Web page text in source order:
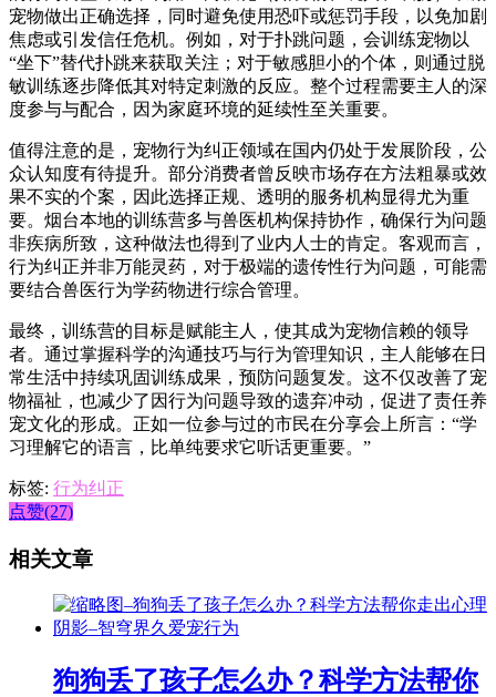
宠物做出正确选择，同时避免使用恐吓或惩罚手段，以免加剧
焦虑或引发信任危机。例如，对于扑跳问题，会训练宠物以
“坐下”替代扑跳来获取关注；对于敏感胆小的个体，则通过脱
敏训练逐步降低其对特定刺激的反应。整个过程需要主人的深
度参与与配合，因为家庭环境的延续性至关重要。
值得注意的是，宠物行为纠正领域在国内仍处于发展阶段，公
众认知度有待提升。部分消费者曾反映市场存在方法粗暴或效
果不实的个案，因此选择正规、透明的服务机构显得尤为重
要。烟台本地的训练营多与兽医机构保持协作，确保行为问题
非疾病所致，这种做法也得到了业内人士的肯定。客观而言，
行为纠正并非万能灵药，对于极端的遗传性行为问题，可能需
要结合兽医行为学药物进行综合管理。
最终，训练营的目标是赋能主人，使其成为宠物信赖的领导
者。通过掌握科学的沟通技巧与行为管理知识，主人能够在日
常生活中持续巩固训练成果，预防问题复发。这不仅改善了宠
物福祉，也减少了因行为问题导致的遗弃冲动，促进了责任养
宠文化的形成。正如一位参与过的市民在分享会上所言：“学
习理解它的语言，比单纯要求它听话更重要。”
标签: 行为纠正
点赞(27)
相关文章
狗狗丢了孩子怎么办？科学方法帮你